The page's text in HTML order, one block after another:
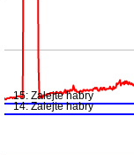
15: Zalejte habry
14: Zalejte habry